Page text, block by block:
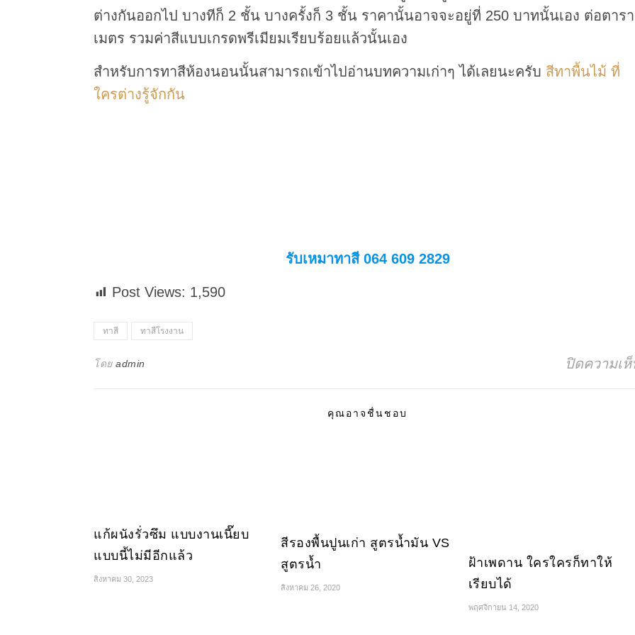
ต่างกันออกไป บางทีก็ 2 ชั้น บางครั้งก็ 3 ชั้น ราคานั้นอาจจะอยู่ที่ 250 บาทนั้นเอง ต่อตาร
เมตร รวมค่าสีแบบเกรดพรีเมียมเรียบร้อยแล้วนั้นเอง
สำหรับการทาสีห้องนอนนั้นสามารถเข้าไปอ่านบทความเก่าๆ ได้เลยนะครับ สีทาพื้นไม้ ที่
ใครต่างรู้จักกัน
รับเหมาทาสี 064 609 2829
Post Views: 1,590
ทาสี ทาสีโรงงาน
โดย admin ปิดความเ
คุณอาจชื่นชอบ
แก้ผนังรั่วซึม แบบงานเนี๊ยบ
แบบนี้ไม่มีอีกแล้ว
สิงหาคม 30, 2023
สีรองพื้นปูนเก่า สูตรน้ำมัน VS
สูตรน้ำ
สิงหาคม 26, 2020
ฝ้าเพดาน ใครใครก็ทาให้
เรียบได้
พฤศจิกายน 14, 2020